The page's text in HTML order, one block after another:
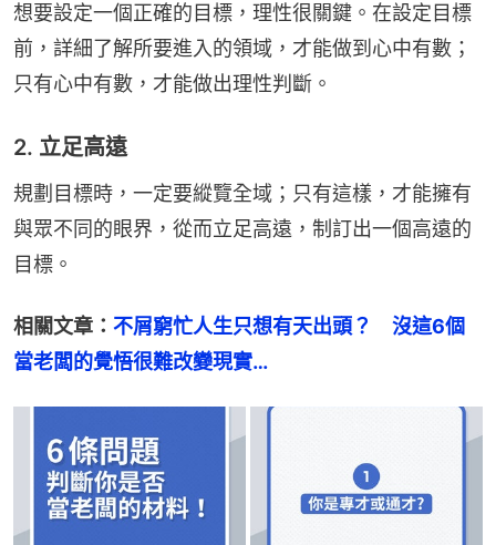
想要設定一個正確的目標，理性很關鍵。在設定目標
前，詳細了解所要進入的領域，才能做到心中有數；
只有心中有數，才能做出理性判斷。
2. 立足高遠
規劃目標時，一定要縱覽全域；只有這樣，才能擁有
與眾不同的眼界，從而立足高遠，制訂出一個高遠的
目標。
相關文章： 不屑窮忙人生只想有天出頭？　沒這6個
當老闆的覺悟很難改變現實…